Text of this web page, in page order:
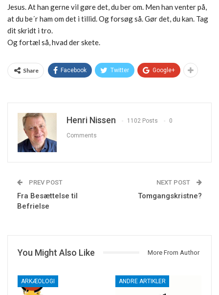
Jesus. At han gerne vil gøre det, du ber om. Men han venter på,
at du be´r ham om det i tillid. Og forsøg så. Gør det, du kan. Tag
dit skridt i tro.
Og fortæl så, hvad der skete.
Share Facebook Twitter Google+
Henri Nissen 1102 Posts 0
Comments
PREV POST
Fra Besættelse til
Befrielse
NEXT POST
Tomgangskristne?
You Might Also Like More From Author
ARKÆOLOGI ANDRE ARTIKLER